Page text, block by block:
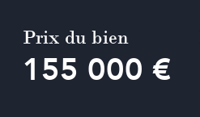
Prix du bien
155 000 €